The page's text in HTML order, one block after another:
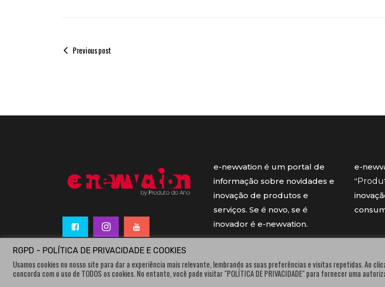
Previous post
e-newvation é um portal de
informação sobre novidades e
inovação de produtos e
serviços. Se é novo, se é
inovador é e-newvation.
e-
“
RGPD - POLÍTICA DE PRIVACIDADE E COOKIES
Usamos cookies no nosso site para dar a experiência mais relevante, lembrando as suas preferências e visitas repetidas. Ao
concorda com o uso de TODOS os cookies. No entanto, você pode visitar "POLÍTICA DE PRIVACIDADE" para fornecer uma